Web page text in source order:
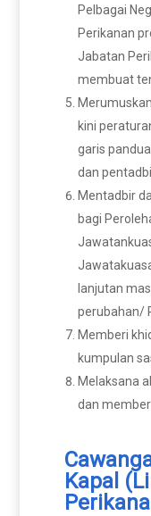
Pelbagai
Perikanan
Jabatan
membuat
kini
garis
dan
Mentadbir
bagi
lanjutan
perubahan/
Memberi
kumpulan
Melaksana
dan
Kapal